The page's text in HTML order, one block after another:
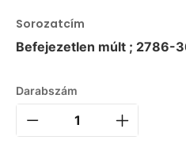
Sorozatcím
Befejezetlen múlt ; 2786-
Darabszám